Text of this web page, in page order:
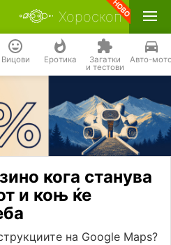
Хороскоп
Вицови Еротика Загатки
и тестови
Авто-
кога станува
и коњ ќе
на Google Maps?